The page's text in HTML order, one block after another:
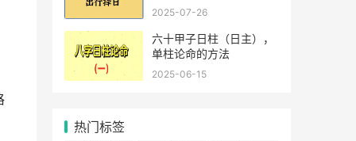
2025-07-26
六十甲子日柱（日主），
单柱论命的方法
2025-06-15
热门标签